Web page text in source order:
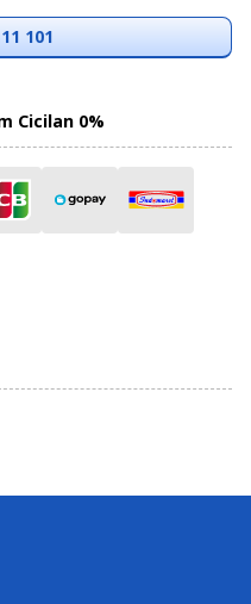
101
Cicilan 0%